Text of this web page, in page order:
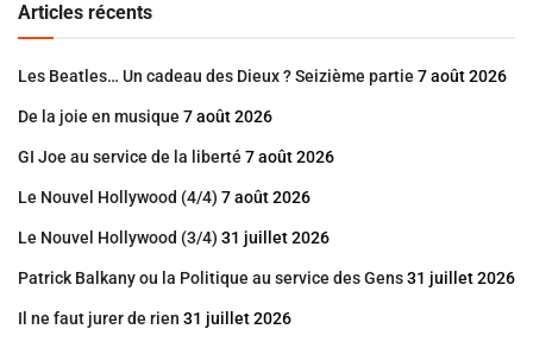
Articles récents
Les Beatles… Un cadeau des Dieux ? Seizième partie 7 août 2026
De la joie en musique 7 août 2026
GI Joe au service de la liberté 7 août 2026
Le Nouvel Hollywood (4/4) 7 août 2026
Le Nouvel Hollywood (3/4) 31 juillet 2026
Patrick Balkany ou la Politique au service des Gens31 juillet 2026
Il ne faut jurer de rien 31 juillet 2026